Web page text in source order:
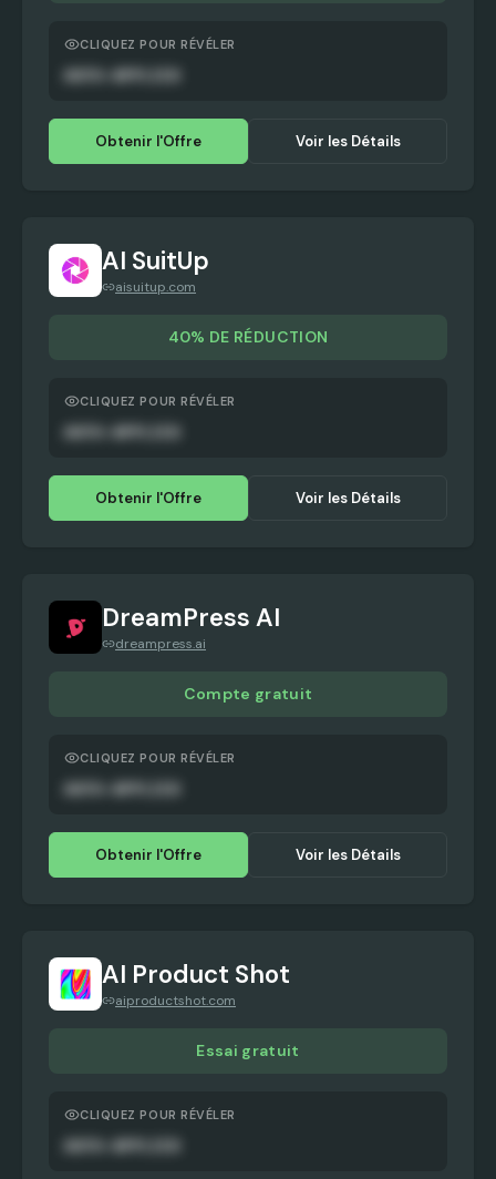
CLIQUEZ POUR RÉVÉLER
Obtenir l'Offre Voir les Détails
AI SuitUp
aisuitup.com
40% DE RÉDUCTION
CLIQUEZ POUR RÉVÉLER
Obtenir l'Offre Voir les Détails
DreamPress AI
dreampress.ai
Compte gratuit
CLIQUEZ POUR RÉVÉLER
Obtenir l'Offre Voir les Détails
AI Product Shot
aiproductshot.com
Essai gratuit
CLIQUEZ POUR RÉVÉLER